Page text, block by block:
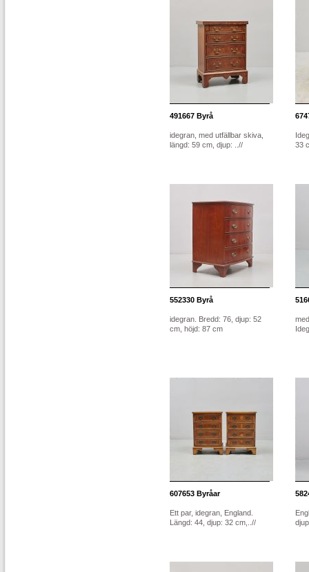
491667 Byrå
idegran, med utfällbar skiva,
längd: 59 cm, djup: ..//
33
552330 Byrå
idegran. Bredd: 76, djup: 52
cm, höjd: 87 cm
607653 Byråar
Ett par, idegran, England.
Längd: 44, djup: 32 cm,..//